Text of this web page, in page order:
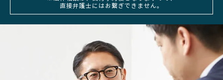
直接弁護士にはお繋ぎできません。